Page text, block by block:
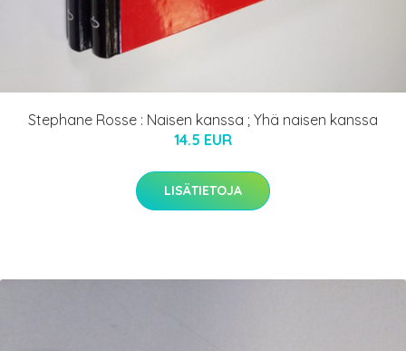
Stephane Rosse : Naisen kanssa ; Yhä naisen kanssa
14.5 EUR
LISÄTIETOJA